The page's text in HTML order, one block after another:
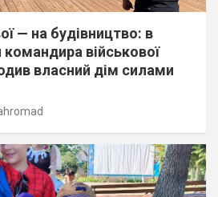
— на будівництво: в
військової
власний дім силами